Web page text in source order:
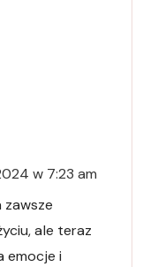
w 7:23 am
zawsze
ale teraz
emocje i